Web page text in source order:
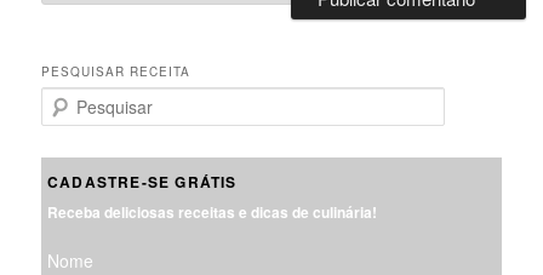
PESQUISAR RECEITA
e
u
a
CADASTRE-SE GRÁTIS
Receba deliciosas receitas e dicas de culinária!
Nome